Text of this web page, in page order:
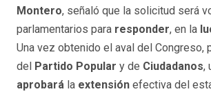
Montero, señaló que la solicitud será
parlamentarios para responder, en la
Una vez obtenido el aval del Congreso,
del
Partido Popular y de Ciudadanos,
aprobará la extensión efectiva del